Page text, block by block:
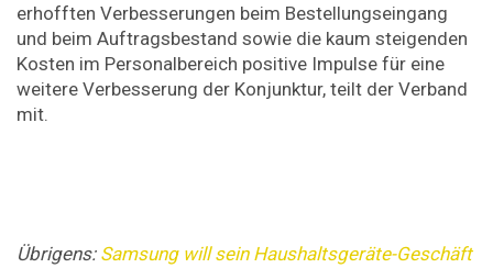
erhofften Verbesserungen beim Bestellungseingang
und beim Auftragsbestand sowie die kaum steigenden
Kosten im Personalbereich positive Impulse für eine
weitere Verbesserung der Konjunktur, teilt der Verband
mit.
Übrigens: Samsung will sein Haushaltsgeräte-Geschäft